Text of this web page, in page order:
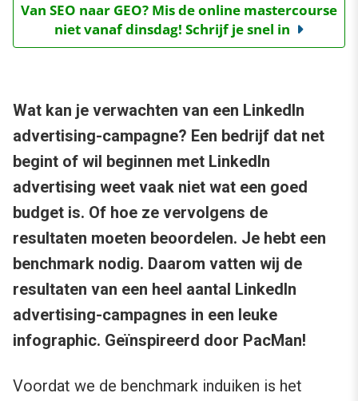
Van SEO naar GEO? Mis de online mastercourse
niet vanaf dinsdag! Schrijf je snel in
Wat kan je verwachten van een LinkedIn
advertising-campagne? Een bedrijf dat net
begint of wil beginnen met LinkedIn
advertising weet vaak niet wat een goed
budget is. Of hoe ze vervolgens de
resultaten moeten beoordelen. Je hebt een
benchmark nodig. Daarom vatten wij de
resultaten van een heel aantal LinkedIn
advertising-campagnes in een leuke
infographic. Geïnspireerd door PacMan!
Voordat we de benchmark induiken is het